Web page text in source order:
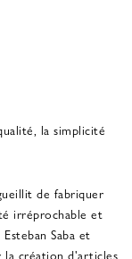
la simplicité
de fabriquer
irréprochable et
Saba et
la création d'articles